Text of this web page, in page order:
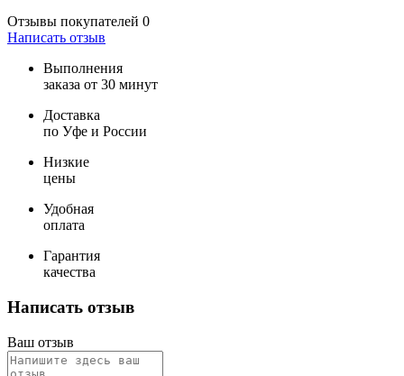
Отзывы покупателей 0
Написать отзыв
Выполнения
заказа от 30 минут
Доставка
по Уфе и России
Низкие
цены
Удобная
оплата
Гарантия
качества
Написать отзыв
Ваш отзыв